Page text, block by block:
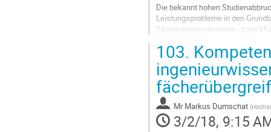
Die bekannt hohen
Leistungsprobleme in den
Studieneingangsphase -
Medien im Bauingenieurstudium)
Go
contribution
page
103.
Mr Markus Dumschat (
3/2/18, 9:15